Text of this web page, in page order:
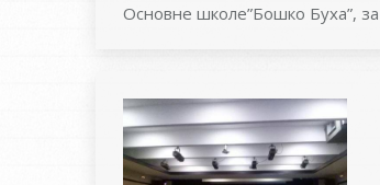
Основне школе”Бошко Буха”,